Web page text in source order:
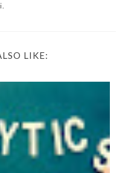
LIKE: